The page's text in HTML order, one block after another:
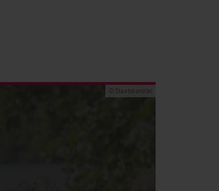
© Staatskanzlei